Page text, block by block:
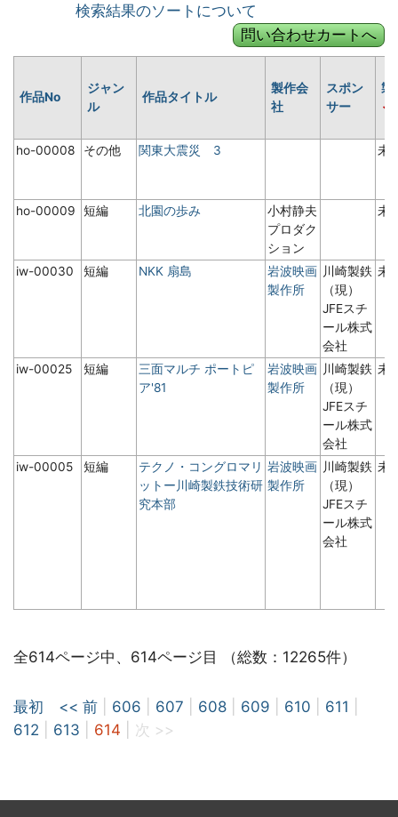
検索結果のソートについて
作品No
ジャン
ル
作品タイトル
製作会
社
スポン
サー
製
ho-00008 その他 関東大震災 3 未
ho-00009 短編 北園の歩み
小村静夫
プロダク
ション
未
iw-00030 短編 NKK 扇島
岩波映画
製作所
川崎製鉄
（現）
JFEスチ
ール株式
会社
未
iw-00025 短編
三面マルチ ポートピ
ア'81
岩波映画
製作所
川崎製鉄
（現）
JFEスチ
ール株式
会社
未
iw-00005 短編
テクノ・コングロマリ
ットー川崎製鉄技術研
究本部
岩波映画
製作所
川崎製鉄
（現）
JFEスチ
ール株式
会社
未
全614ページ中、614ページ目 （総数：12265件）
最初 << 前 606 607 608 609 610 611
612
613 614 次 >>